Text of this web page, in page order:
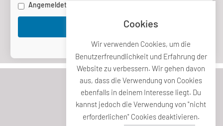
Angemeldet bleiben
Passwort vergessen?
Cookies
Wir verwenden Cookies, um die
Benutzerfreundlichkeit und Erfahrung der
Website zu verbessern. Wir gehen davon
aus, dass die Verwendung von Cookies
ebenfalls in deinem Interesse liegt. Du
kannst jedoch die Verwendung von "nicht
erforderlichen" Cookies deaktivieren.